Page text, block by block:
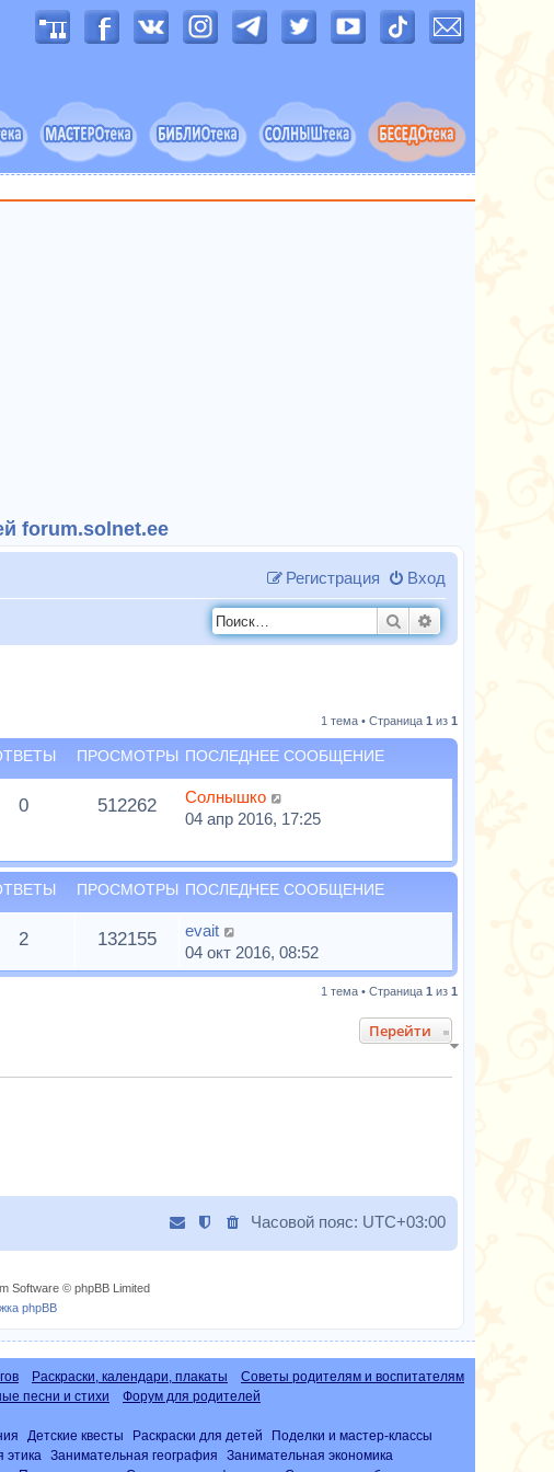
forum.solnet.ee
Вход
Регистрация
Поиск
1 тема • Страница 1 из 1
ПРОСМОТРЫ ПОСЛЕДНЕЕ СООБЩЕНИЕ
0 512262
Солнышко
04 апр 2016, 17:25
ПРОСМОТРЫ ПОСЛЕДНЕЕ СООБЩЕНИЕ
2 132155
evait
04 окт 2016, 08:52
1 тема • Страница 1 из 1
Перейти
Часовой пояс: UTC+03:00
Software © phpBB Limited
phpBB
Раскраски, календари, плакаты
Советы родителям и воспитателям
песни и стихи Форум для родителей
Детские квесты Раскраски для детей
Поделки и мастер-классы
этика Занимательная география
Занимательная экономика